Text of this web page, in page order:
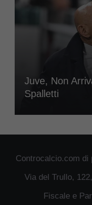
Juve, Non
Spalletti
Controcalcio.com di
Via del Trullo,
Fiscale e